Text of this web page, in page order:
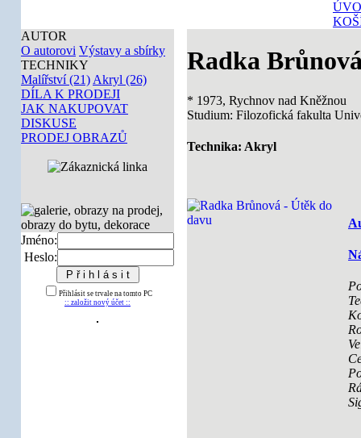
AUTOR
O autorovi Výstavy a sbírky
TECHNIKY
Malířství (21) Akryl (26)
DÍLA K PRODEJI
JAK NAKUPOVAT
DISKUSE
PRODEJ OBRAZŮ
Jméno:
Heslo:
Přihlásit se trvale na tomto PC
:: založit nový účet ::
Radka
* 1973, Rychnov nad Kněžnou
Studium: Filozofická fakulta
Technika: Akryl